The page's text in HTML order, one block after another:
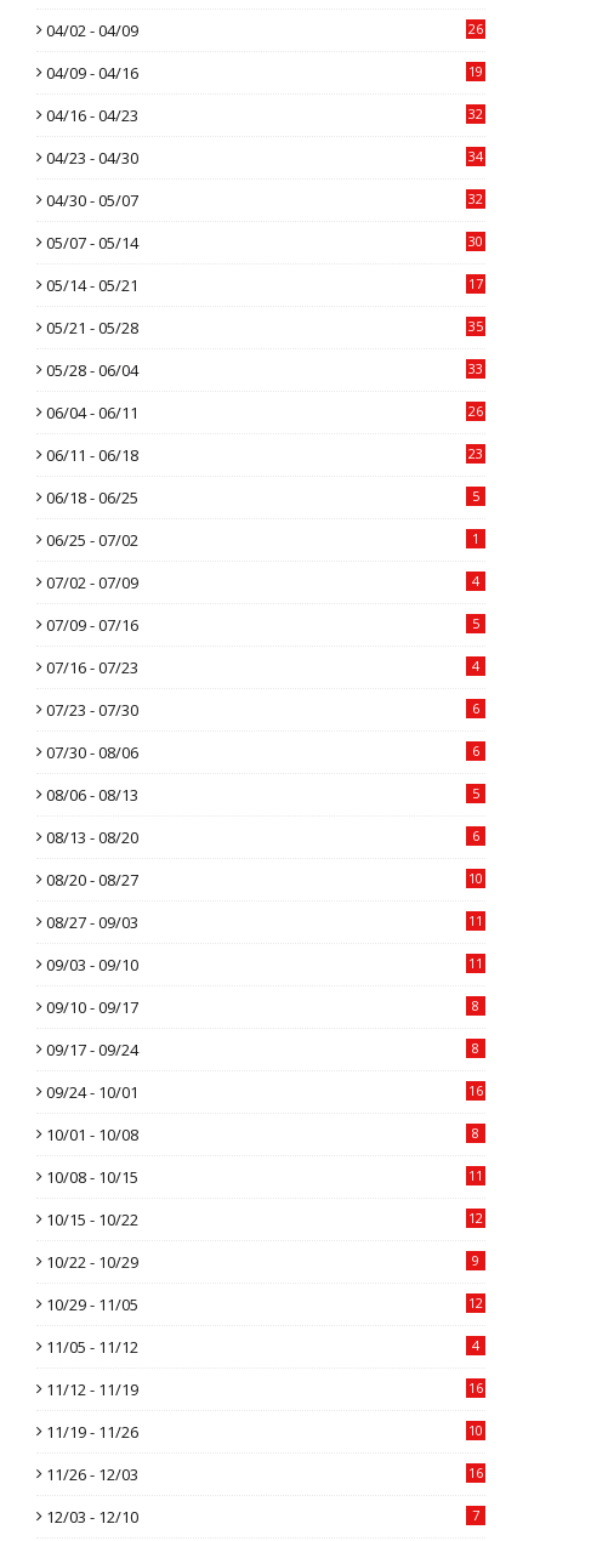
04/02 - 04/09 26
04/09 - 04/16 19
04/16 - 04/23 32
04/23 - 04/30 34
04/30 - 05/07 32
05/07 - 05/14 30
05/14 - 05/21 17
05/21 - 05/28 35
05/28 - 06/04 33
06/04 - 06/11 26
06/11 - 06/18 23
06/18 - 06/25 5
06/25 - 07/02 1
07/02 - 07/09 4
07/09 - 07/16 5
07/16 - 07/23 4
07/23 - 07/30 6
07/30 - 08/06 6
08/06 - 08/13 5
08/13 - 08/20 6
08/20 - 08/27 10
08/27 - 09/03 11
09/03 - 09/10 11
09/10 - 09/17 8
09/17 - 09/24 8
09/24 - 10/01 16
10/01 - 10/08 8
10/08 - 10/15 11
10/15 - 10/22 12
10/22 - 10/29 9
10/29 - 11/05 12
11/05 - 11/12 4
11/12 - 11/19 16
11/19 - 11/26 10
11/26 - 12/03 16
12/03 - 12/10 7